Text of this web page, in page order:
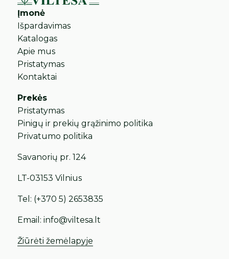
Įmonė
Išpardavimas
Katalogas
Apie mus
Pristatymas
Kontaktai
Prekės
Pristatymas
Pinigų ir prekių grąžinimo politika
Privatumo politika
Savanorių pr. 124
LT-03153 Vilnius
Tel: (+370 5) 2653835
Email:info@viltesa.lt
Žiūrėti žemėlapyje